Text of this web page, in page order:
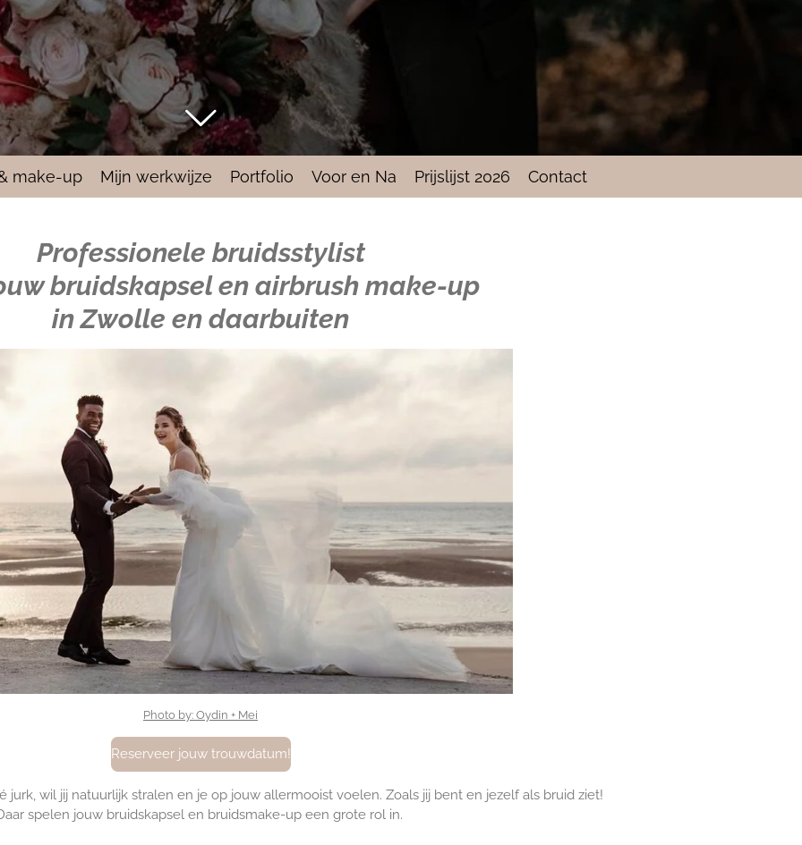
make-up Mijn werkwijze Portfolio Voor en Na Prijslijst 2026 Contact
Professionele bruidsstylist
bruidskapsel en airbrush make-up
in Zwolle en daarbuiten
Photo by: Oydin + Mei
Reserveer jouw trouwdatum!
jurk, wil jij natuurlijk stralen en je op jouw allermooist voelen. Zoals jij bent en jezelf als bruid ziet!
spelen jouw bruidskapsel en bruidsmake-up een grote rol in.